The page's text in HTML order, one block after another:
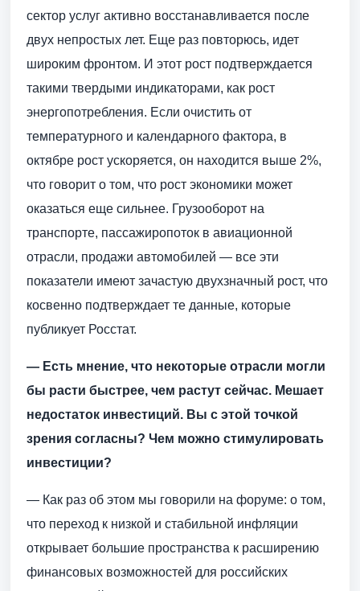
сектор услуг активно восстанавливается после
двух непростых лет. Еще раз повторюсь, идет
широким фронтом. И этот рост подтверждается
такими твердыми индикаторами, как рост
энергопотребления. Если очистить от
температурного и календарного фактора, в
октябре рост ускоряется, он находится выше 2%,
что говорит о том, что рост экономики может
оказаться еще сильнее. Грузооборот на
транспорте, пассажиропоток в авиационной
отрасли, продажи автомобилей — все эти
показатели имеют зачастую двухзначный рост, что
косвенно подтверждает те данные, которые
публикует Росстат.
— Есть мнение, что некоторые отрасли могли
бы расти быстрее, чем растут сейчас. Мешает
недостаток инвестиций. Вы с этой точкой
зрения согласны? Чем можно стимулировать
инвестиции?
— Как раз об этом мы говорили на форуме: о том,
что переход к низкой и стабильной инфляции
открывает большие пространства к расширению
финансовых возможностей для российских